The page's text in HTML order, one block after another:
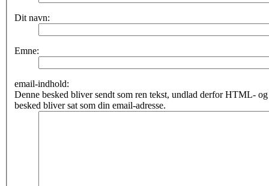
Dit navn:
Emne:
email-indhold:
Denne besked bliver sendt som ren tekst, undlad derfor HTML-
besked bliver sat som din email-adresse.